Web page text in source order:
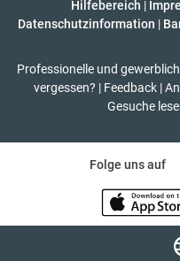
Hilfebereich |
Datenschutzinformation |
Professionelle und
vergessen? | Feedback |
Gesuche
Folge uns auf